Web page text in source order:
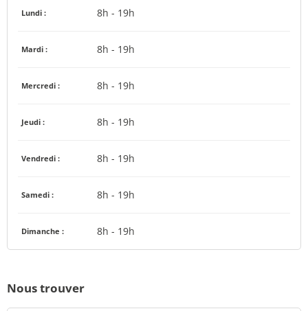
Lundi : 8h - 19h
Mardi : 8h - 19h
Mercredi : 8h - 19h
Jeudi : 8h - 19h
Vendredi : 8h - 19h
Samedi : 8h - 19h
Dimanche : 8h - 19h
Nous trouver